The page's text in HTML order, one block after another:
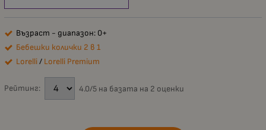
Възраст - диапазон: 0+
Бебешки колички 2 в 1
Lorelli/ Lorelli Premium
Рейтинг: 4.0/5 на базата на 2 оценки